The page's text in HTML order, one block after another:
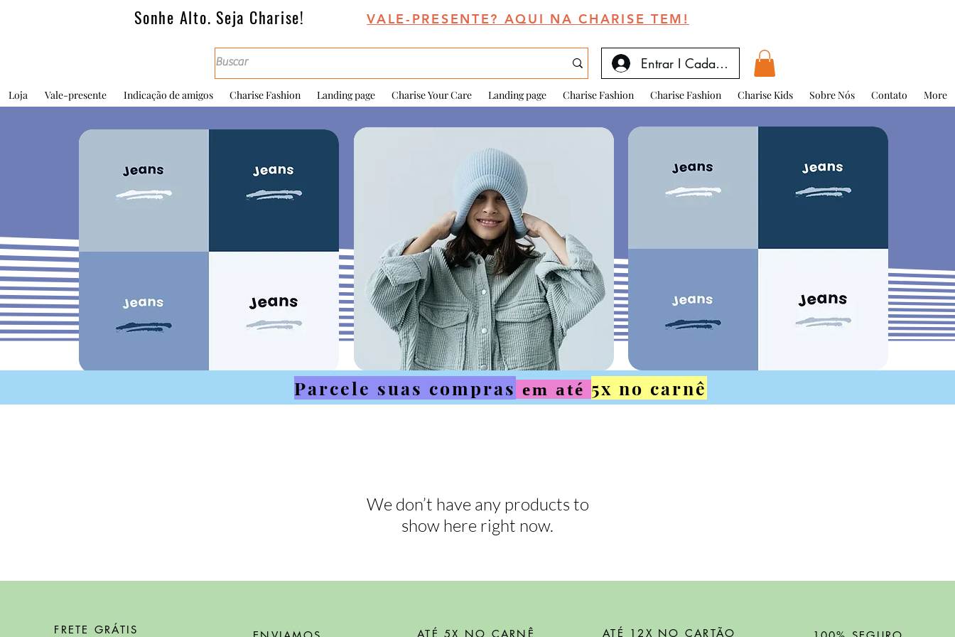
Sonhe Alto. Seja Charise! VALE-PRESENTE? AQUI NA CHARISE TEM!
Entrar I Cadastrar
Loja Vale-presente Indicação de amigos Charise Fashion Landing page Charise Your Care Landing page Charise Fashion Charise Fashion Charise Kids Sobre Nós Contato More
Parcele suas compras em até 5x no carnê
We don’t have any products to
show here right now.
FRETE GRÁTIS ATÉ 5X NO CARNÊ ATÉ 12X NO CARTÃO